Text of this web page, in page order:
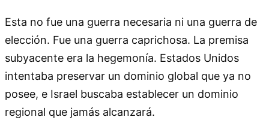
Esta no fue una guerra necesaria ni una guerra de
elección. Fue una guerra caprichosa. La premisa
subyacente era la hegemonía. Estados Unidos
intentaba preservar un dominio global que ya no
posee, e Israel buscaba establecer un dominio
regional que jamás alcanzará.